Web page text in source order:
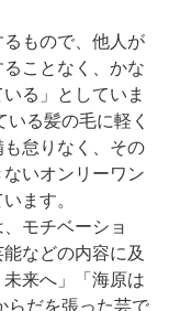
もので、他人が
ことなく、かな
る」としていま
る髪の毛に軽く
怠りなく、その
いオンリーワン
ます。
モチベーショ
などの内容に及
来へ」「海原は
らだを張った芸で